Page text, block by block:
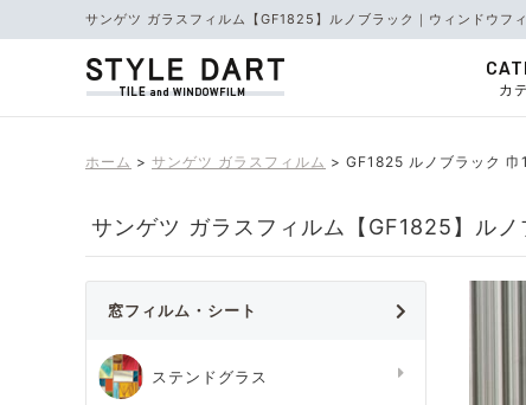
サンゲツ ガラスフィルム【GF1825】ルノブラック｜ウィンドウフ
カ
ホーム サンゲツ ガラスフィルム GF1825 ルノブラック 巾
サンゲツ ガラスフィルム【GF1825】ル
窓フィルム・シート
ステンドグラス